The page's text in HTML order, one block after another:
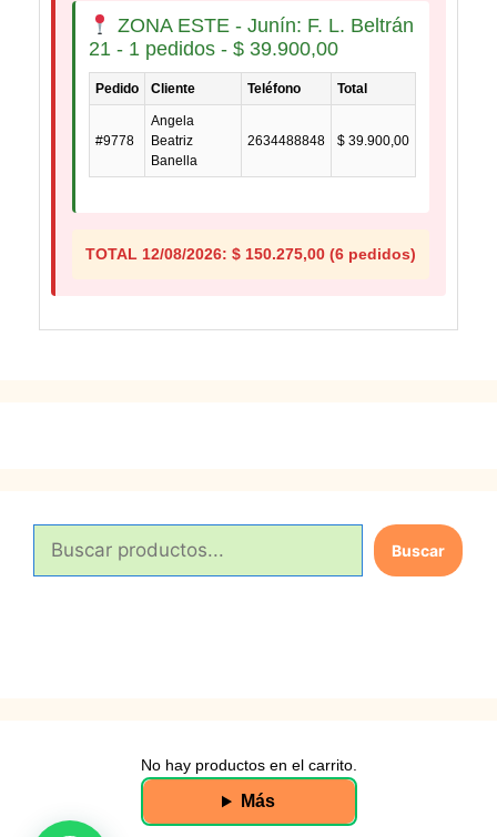
ZONA ESTE - Junín: F. L. Beltrán
21 - 1 pedidos - $ 39.900,00
Pedido Cliente Teléfono Total
#9778
Angela
Beatriz
Banella
2634488848 $ 39.900,00
TOTAL 12/08/2026: $ 150.275,00 (6 pedidos)
s
Buscar
No hay productos en el carrito.
Más